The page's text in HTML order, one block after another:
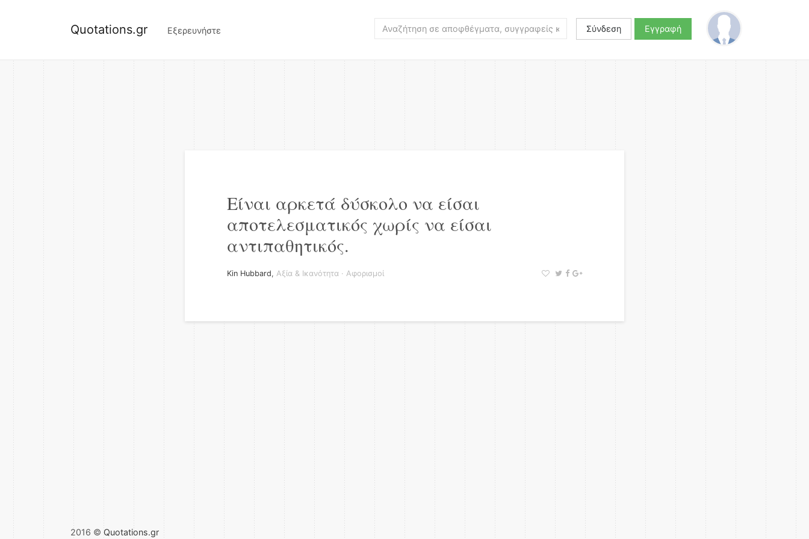
Quotations.gr Εξερευνήστε Σύνδεση Εγγραφή
Είναι αρκετά δύσκολο να είσαι
αποτελεσματικός χωρίς να είσαι
αντιπαθητικός.
Kin Hubbard, Αξία & Ικανότητα · Αφορισμοί
2016 © Quotations.gr